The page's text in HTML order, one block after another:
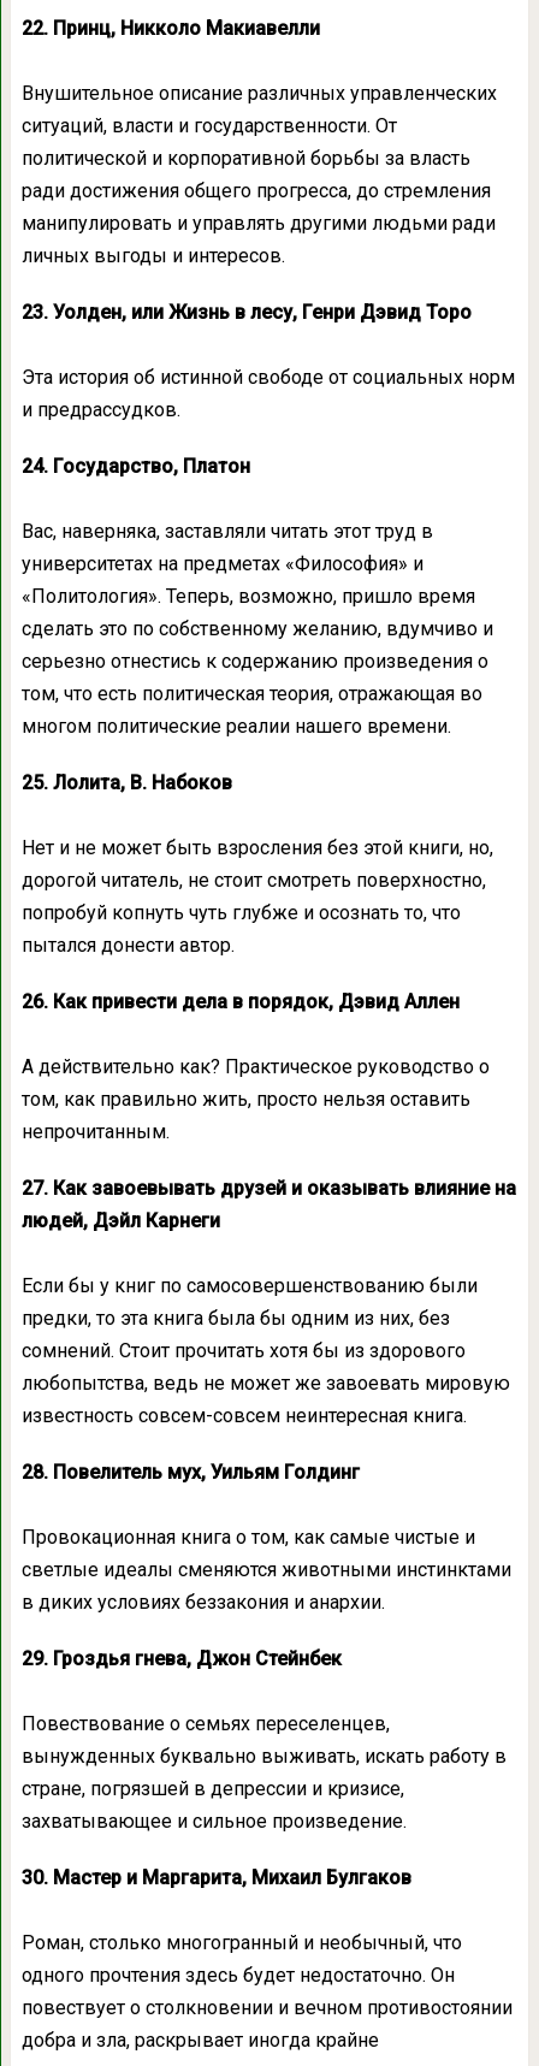
22. Принц, Никколо Макиавелли
Внушительное описание различных управленческих
ситуаций, власти и государственности. От
политической и корпоративной борьбы за власть
ради достижения общего прогресса, до стремления
манипулировать и управлять другими людьми ради
личных выгоды и интересов.
23. Уолден, или Жизнь в лесу, Генри Дэвид Торо
Эта история об истинной свободе от социальных норм
и предрассудков.
24. Государство, Платон
Вас, наверняка, заставляли читать этот труд в
университетах на предметах «Философия» и
«Политология». Теперь, возможно, пришло время
сделать это по собственному желанию, вдумчиво и
серьезно отнестись к содержанию произведения о
том, что есть политическая теория, отражающая во
многом политические реалии нашего времени.
25. Лолита, В. Набоков
Нет и не может быть взросления без этой книги, но,
дорогой читатель, не стоит смотреть поверхностно,
попробуй копнуть чуть глубже и осознать то, что
пытался донести автор.
26. Как привести дела в порядок, Дэвид Аллен
А действительно как? Практическое руководство о
том, как правильно жить, просто нельзя оставить
непрочитанным.
27. Как завоевывать друзей и оказывать влияние на
людей, Дэйл Карнеги
Если бы у книг по самосовершенствованию были
предки, то эта книга была бы одним из них, без
сомнений. Стоит прочитать хотя бы из здорового
любопытства, ведь не может же завоевать мировую
известность совсем-совсем неинтересная книга.
28. Повелитель мух, Уильям Голдинг
Провокационная книга о том, как самые чистые и
светлые идеалы сменяются животными инстинктами
в диких условиях беззакония и анархии.
29. Гроздья гнева, Джон Стейнбек
Повествование о семьях переселенцев,
вынужденных буквально выживать, искать работу в
стране, погрязшей в депрессии и кризисе,
захватывающее и сильное произведение.
30. Мастер и Маргарита, Михаил Булгаков
Роман, столько многогранный и необычный, что
одного прочтения здесь будет недостаточно. Он
повествует о столкновении и вечном противостоянии
добра и зла, раскрывает иногда крайне